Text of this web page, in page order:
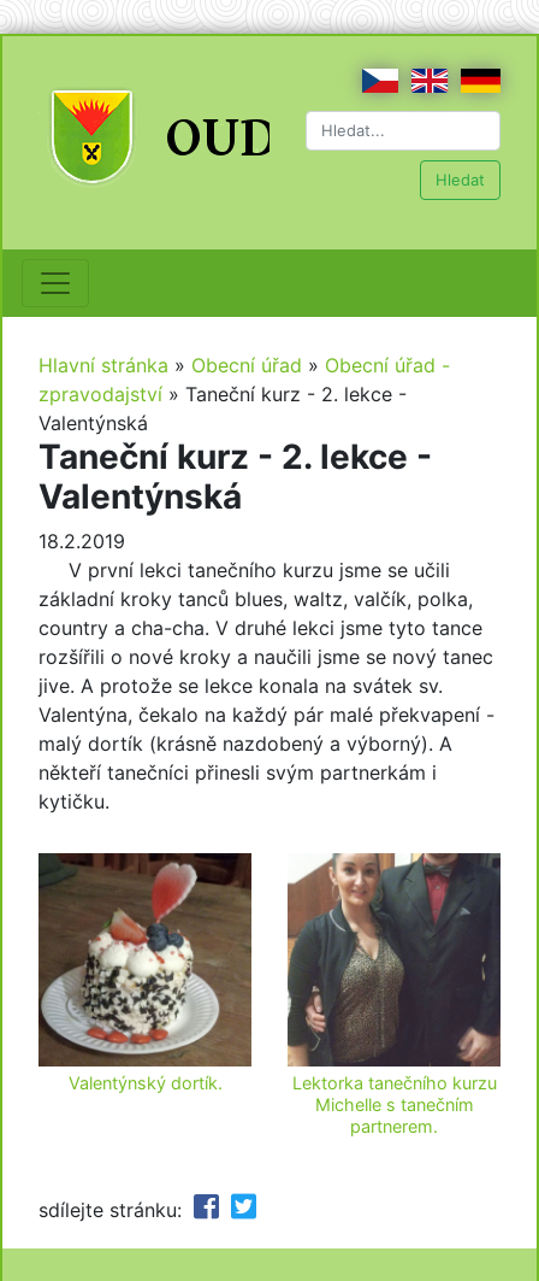
Hledat
Hlavní stránka » Obecní úřad » Obecní úřad -
zpravodajství » Taneční kurz - 2. lekce -
Valentýnská
Taneční kurz - 2. lekce -
Valentýnská
18.2.2019
V první lekci tanečního kurzu jsme se učili
základní kroky tanců blues, waltz, valčík, polka,
country a cha-cha. V druhé lekci jsme tyto tance
rozšířili o nové kroky a naučili jsme se nový tanec
jive. A protože se lekce konala na svátek sv.
Valentýna, čekalo na každý pár malé překvapení -
malý dortík (krásně nazdobený a výborný). A
někteří tanečníci přinesli svým partnerkám i
kytičku.
Valentýnský dortík.
Lektorka tanečního kurzu
Michelle s tanečním
partnerem.
sdílejte stránku: